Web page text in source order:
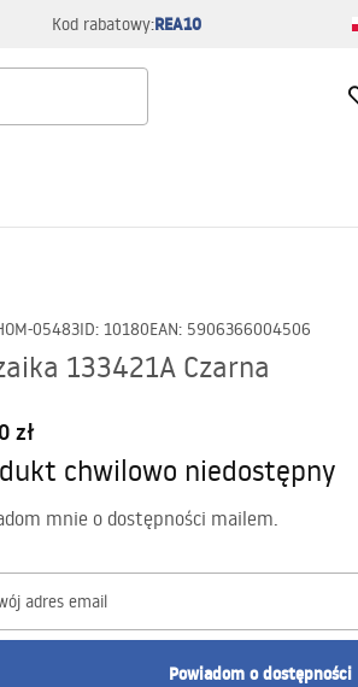
Kod rabatowy:REA10
05483ID: 10180EAN: 5906366004506
133421A Czarna
zł
chwilowo niedostępny
mnie o dostępności mailem.
adres email
Powiadom o dostępności